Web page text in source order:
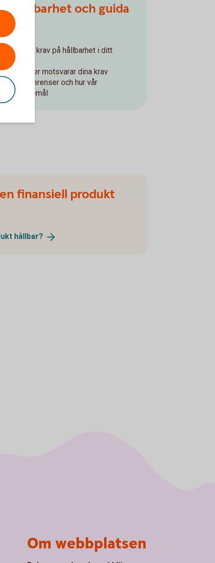
hållbarhet och guida
och krav på hållbarhet i ditt
vi erbjuder motsvarar dina krav
och hur vår
önskemål
finansiell produkt
hållbar?
Om webbplatsen